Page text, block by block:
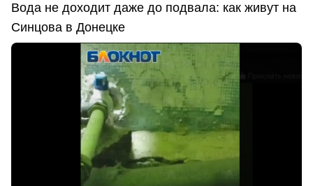
Вода не доходит даже до подвала: как живут на
Синцова в Донецке